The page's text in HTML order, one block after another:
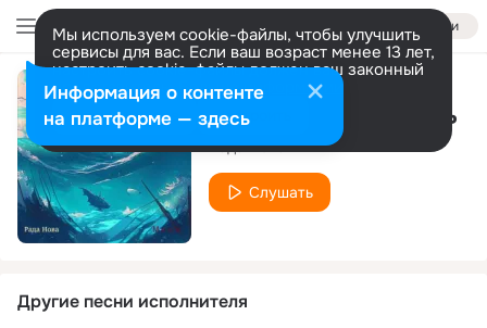
Войти
Мы используем cookie-файлы, чтобы улучшить
сервисы для вас. Если ваш возраст менее 13 лет,
настроить cookie-файлы должен ваш законный
представитель. Больше информации
Разрешить все Настроить
Ты решила заснуть
Рада Нова
Слушать
Другие песни исполнителя
Информация о контенте
на платформе — здесь